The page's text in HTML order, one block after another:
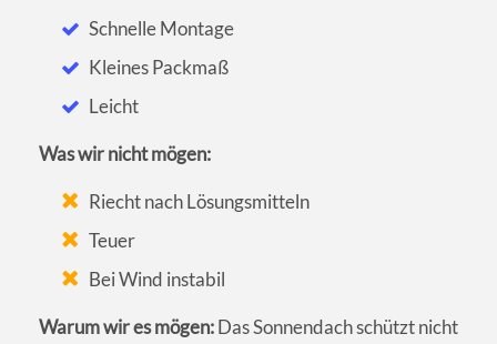
Schnelle Montage
Kleines Packmaß
Leicht
Was wir nicht mögen:
Riecht nach Lösungsmitteln
Teuer
Bei Wind instabil
Warum wir es mögen:Das Sonnendach schützt nicht